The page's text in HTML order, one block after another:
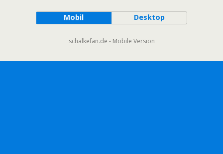
Mobil Desktop
schalkefan.de - Mobile Version